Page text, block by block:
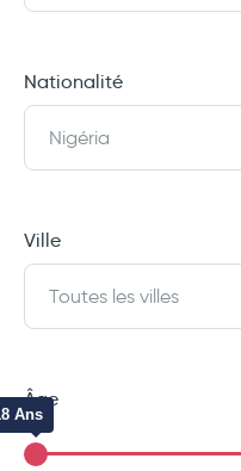
Nationalité
Nigéria
Ville
Toutes les villes
Âge
Ans